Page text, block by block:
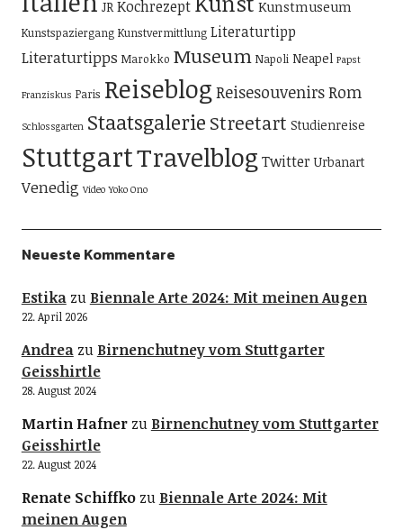
JR Kochrezept Kunstmuseum
Kunstspaziergang Kunstvermittlung Literaturtipp
Literaturtipps Marokko Museum Napoli Neapel Papst
Franziskus Paris Reiseblog ReisesouvenirsRom
Schlossgarten Staatsgalerie Streetart Studienreise
StuttgartTravelblog Twitter Urbanart
Venedig Video Yoko Ono
Neueste Kommentare
Estikazu Biennale Arte 2024: Mit meinen Augen
22. April 2026
Andreazu Birnenchutney vom Stuttgarter
Geisshirtle
28. August 2024
Martin Hafnerzu Birnenchutney vom Stuttgarter
Geisshirtle
22. August 2024
Renate Schiffkozu Biennale Arte 2024: Mit
meinen Augen